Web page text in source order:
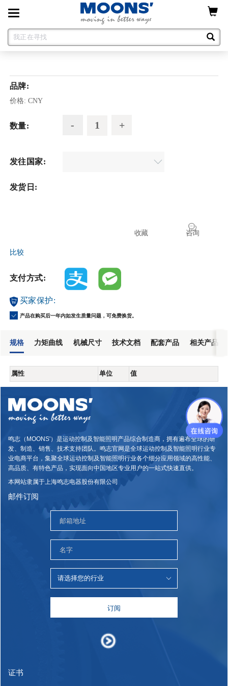
Toggle
navigation
品牌:
价格: CNY
数量:
发往国家:
发货日:
咨询
收藏
比较
支付方式:
买家保护:
产品在购买后一年内如发生质量问题，可免费换货。
规格 力矩曲线 机械尺寸 技术文档 配套产品 相关产品
属性 单位 值
鸣志（MOONS'）是运动控制及智能照明产品综合制造商，拥有遍布全球的研
发、制造、销售、技术支持团队。鸣志官网是全球运动控制及智能照明行业专
业电商平台，集聚全球运动控制及智能照明行业各个细分应用领域的高性能、
高品质、有特色产品，实现面向中国地区专业用户的一站式快速直供。
本网站隶属于上海鸣志电器股份有限公司
邮件订阅
订阅
证书